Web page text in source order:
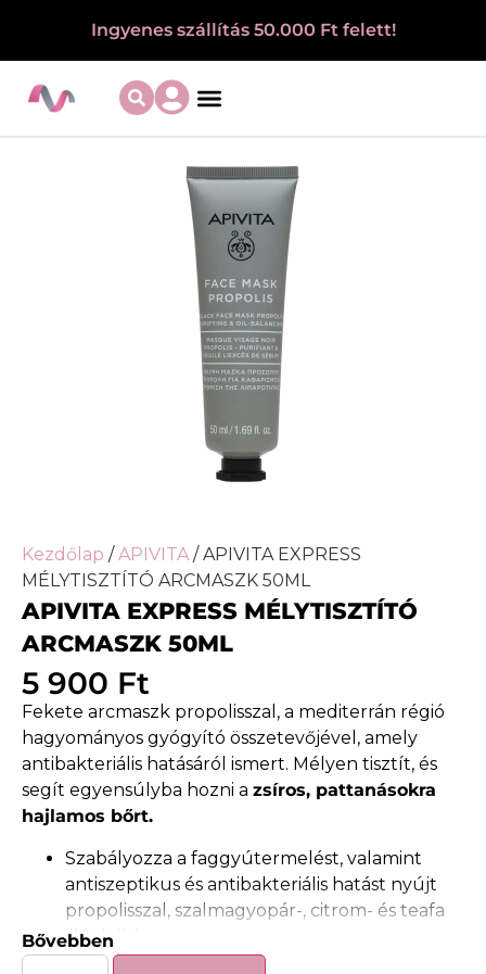
Ingyenes szállítás 50.000 Ft felett!
Kezdőlap /APIVITA / APIVITA EXPRESS
MÉLYTISZTÍTÓ ARCMASZK 50ML
APIVITA EXPRESS MÉLYTISZTÍTÓ
ARCMASZK 50ML
5 900 Ft
Fekete arcmaszk propolisszal, a mediterrán régió
hagyományos gyógyító összetevőjével, amely
antibakteriális hatásáról ismert. Mélyen tisztít, és
segít egyensúlyba hozni a zsíros, pattanásokra
hajlamos bőrt.
Szabályozza a faggyútermelést, valamint
antiszeptikus és antibakteriális hatást nyújt
propolisszal, szalmagyopár-, citrom- és teafa
illóolajjal.
Lágyítja és nyugtatja a bőrt E-vitaminnal és
Bővebben